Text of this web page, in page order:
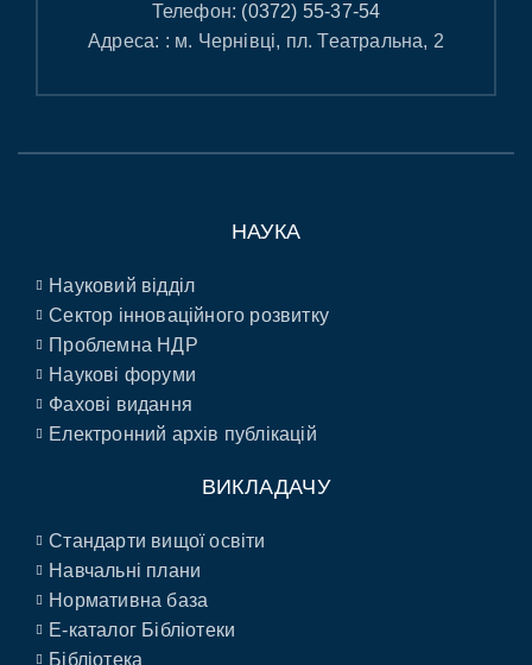
Телефон: (0372) 55-37-54
Адреса: : м. Чернівці, пл. Театральна, 2
НАУКА
Науковий відділ
Сектор інноваційного розвитку
Проблемна НДР
Наукові форуми
Фахові видання
Електронний архів публікацій
ВИКЛАДАЧУ
Стандарти вищої освіти
Навчальні плани
Нормативна база
E-каталог Бібліотеки
Бібліотека